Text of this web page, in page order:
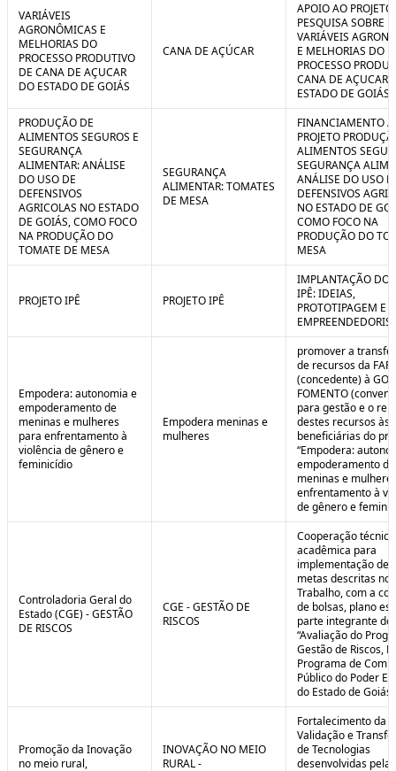
VARIÁVEIS
AGRONÔMICAS E
MELHORIAS DO
PROCESSO PRODUTIVO
DE CANA DE AÇUCAR
DO ESTADO DE GOIÁS
CANA DE AÇÚCAR
APOIO AO
PESQUISA SOBRE
VARIÁVEIS
E MELHORIAS DO
PROCESSO
CANA DE AÇUCAR
ESTADO DE GOIÁS
PRODUÇÃO DE
ALIMENTOS SEGUROS E
SEGURANÇA
ALIMENTAR: ANÁLISE
DO USO DE
DEFENSIVOS
AGRICOLAS NO ESTADO
DE GOIÁS, COMO FOCO
NA PRODUÇÃO DO
TOMATE DE MESA
SEGURANÇA
ALIMENTAR: TOMATES
DE MESA
FINANCIAMENTO
PROJETO
ALIMENTOS
SEGURANÇA
ANÁLISE DO USO
DEFENSIVOS
NO ESTADO DE
COMO FOCO NA
PRODUÇÃO DO
MESA
PROJETO IPÊ PROJETO IPÊ
IMPLANTAÇÃO DO
IPÊ: IDEIAS,
PROTOTIPAGEM E
Empodera: autonomia e
empoderamento de
meninas e mulheres
para enfrentamento à
violência de gênero e
feminicídio
Empodera meninas e
mulheres
promover a
de recursos da
(concedente) à
FOMENTO
para gestão e o
destes recursos às
beneficiárias do
“Empodera:
empoderamento de
meninas e
enfrentamento à
de gênero e
Controladoria Geral do
Estado (CGE) - GESTÃO
DE RISCOS
CGE - GESTÃO DE
RISCOS
Cooperação
acadêmica para
implementação de
metas descritas no
Trabalho, com a
de bolsas, plano
parte integrante do
“Avaliação do
Gestão de Riscos,
Programa de
Público do Poder
do Estado de
Promoção da Inovação
no meio rural,
INOVAÇÃO NO MEIO
RURAL -
Fortalecimento da
Validação e
de Tecnologias
desenvolvidas pela